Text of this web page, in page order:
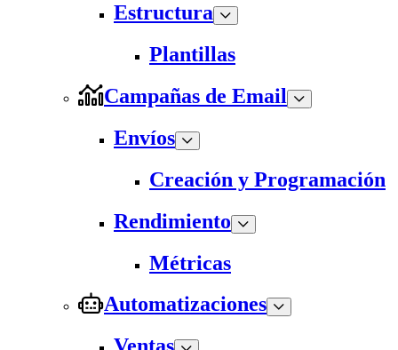
Estructura
Plantillas
Campañas de Email
Envíos
Creación y Programación
Rendimiento
Métricas
Automatizaciones